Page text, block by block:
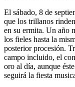
El sábado, 8 de
que los trillanos
en su ermita. Un año
los fieles hasta la
posterior procesión.
campo incluido, el
oro al día, aunque
seguirá la fiesta